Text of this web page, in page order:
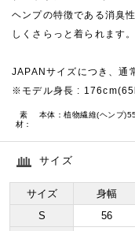
ヘンプの特徴である消臭
しくさらっと着られます。
JAPANサイズにつき、通
※モデル身長 :
素
材：
本体：植物繊維(ヘンプ
サイズ
サイズ 身幅
S
56